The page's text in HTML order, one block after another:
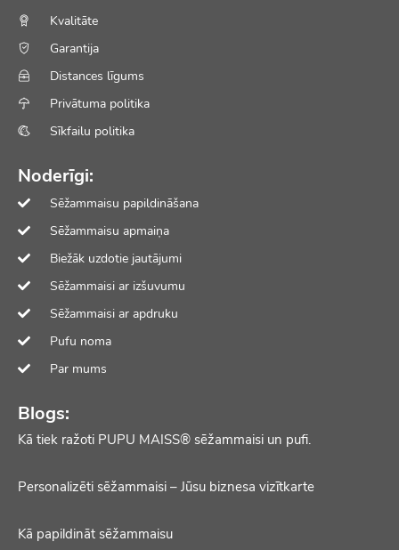
Kvalitāte
Garantija
Distances līgums
Privātuma politika
Sīkfailu politika
Noderīgi:
Sēžammaisu papildināšana
Sēžammaisu apmaiņa
Biežāk uzdotie jautājumi
Sēžammaisi ar izšuvumu
Sēžammaisi ar apdruku
Pufu noma
Par mums
Blogs:
Kā tiek ražoti PUPU MAISS® sēžammaisi un pufi.
Personalizēti sēžammaisi – Jūsu biznesa vizītkarte
Kā papildināt sēžammaisu